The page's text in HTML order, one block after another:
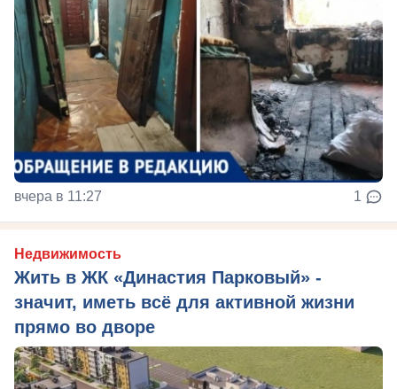
вчера в 11:27 1
Недвижимость
Жить в ЖК «Династия Парковый» -
значит, иметь всё для активной жизни
прямо во дворе